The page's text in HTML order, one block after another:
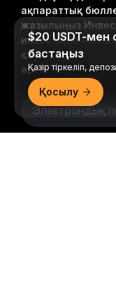
ақпараттық
жазылыңыз.
қаупін қоса
әрекеттер
$20 USDT-мен
бастаңыз
Қазір тіркеліп,
Қосылу